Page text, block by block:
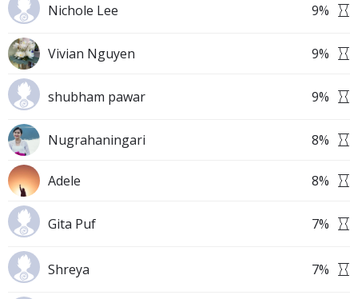
Nichole Lee 9%
Vivian Nguyen 9%
shubham pawar 9%
Nugrahaningari 8%
Adele 8%
Gita Puf 7%
Shreya 7%